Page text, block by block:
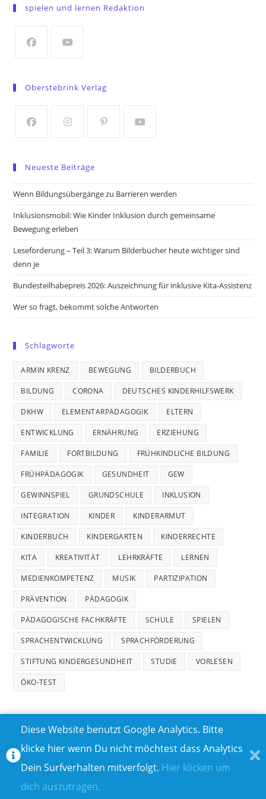
a
tab
spielen und lernen Redaktion
a
tab
tab
Oberstebrink Verlag
a
new
new
a
new
new
Neueste Beiträge
Wenn Bildungsübergänge zu Barrieren werden
Inklusionsmobil: Wie Kinder Inklusion durch gemeinsame
Bewegung erleben
Leseförderung – Teil 3: Warum Bilderbücher heute wichtiger sind
denn je
Bundesteilhabepreis 2026: Auszeichnung für inklusive Kita-Assistenz
Wer so fragt, bekommt solche Antworten
Schlagworte
ARMIN KRENZ BEWEGUNG BILDERBUCH
BILDUNG CORONA DEUTSCHES KINDERHILFSWERK
DKHW ELEMENTARPÄDAGOGIK ELTERN
ENTWICKLUNG ERNÄHRUNG ERZIEHUNG
FAMILIE FORTBILDUNG FRÜHKINDLICHE BILDUNG
FRÜHPÄDAGOGIK GESUNDHEIT GEW
GEWINNSPIEL GRUNDSCHULE INKLUSION
INTEGRATION KINDER KINDERARMUT
KINDERBUCH KINDERGARTEN KINDERRECHTE
KITA KREATIVITÄT LEHRKRÄFTE LERNEN
MEDIENKOMPETENZ MUSIK PARTIZIPATION
PRÄVENTION PÄDAGOGIK
PÄDAGOGISCHE FACHKRÄFTE SCHULE SPIELEN
SPRACHENTWICKLUNG SPRACHFÖRDERUNG
STIFTUNG KINDERGESUNDHEIT STUDIE VORLESEN
ÖKO-TEST
TEILNAHMEBEDINGUNGEN FÜR GEWINNSPIELE
IMPRESSUM
ÜBER UNS I
Diese Website benutzt Google Analytics. Bitte
klicke hier wenn Du nicht möchtest dass Analytics
Dein Surfverhalten mitverfolgt. Hier klicken um
dich auszutragen.